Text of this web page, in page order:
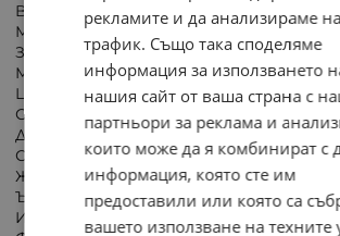
Вид: панел
Монтаж: за вграждане
Захранване: AC220-240V
Мощност: 36W
Цветна температура: 4000 К
Светлинен поток: 4500 lm
Драйвер: Philips
Степен на защита: IP20
Живот: 20000 часа
Ъгъл на лъча: 120°
Индекс (CRI): >80
рекламите и да анализираме
трафик. Също така споделяме
информация за използването
нашия сайт от ваша страна с
партньори за реклама и
които може да я комбинират с
информация, която сте им
предоставили или която са
вашето използване на техните